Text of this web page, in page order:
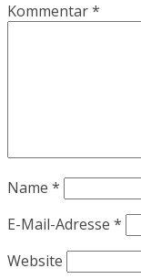
Kommentar*
Name *
E-Mail-Adresse *
Website